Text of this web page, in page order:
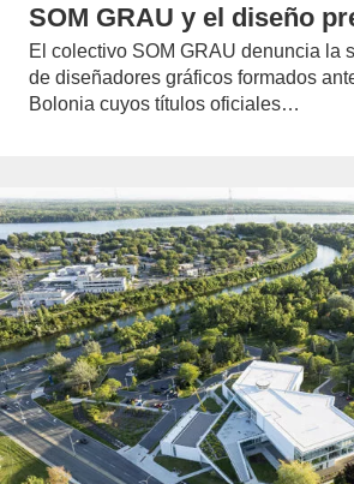
SOM GRAU y el diseño
El colectivo SOM GRAU denuncia la
de diseñadores gráficos formados
Bolonia cuyos títulos oficiales…